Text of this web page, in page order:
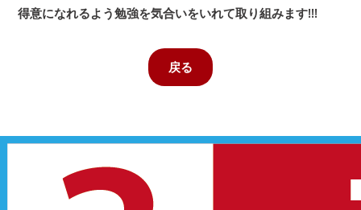
得意になれるよう勉強を気合いをいれて取り組みます!!!
戻る